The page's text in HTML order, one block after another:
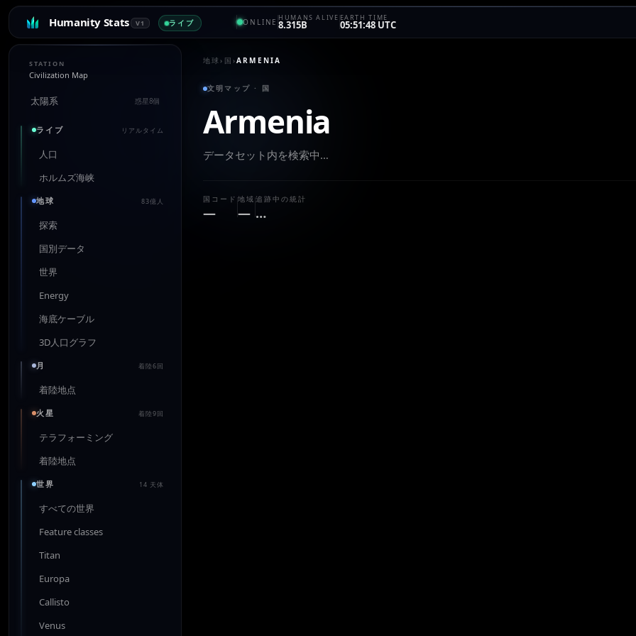
Humanity Stats V1 ライブ ONLINE HUMANS ALIVE
8.315B
EARTH TIME
05:51:48 UTC
STATION
Civilization Map
太陽系 惑星8個
ライブ リアルタイム
人口
ホルムズ海峡
地球 83億人
探索
国別データ
世界
Energy
海底ケーブル
3D人口グラフ
月 着陸6回
着陸地点
火星 着陸9回
テラフォーミング
着陸地点
世界 14 天体
すべての世界
Feature classes
Titan
Europa
Callisto
Venus
地球› 国 ›ARMENIA
文明マップ · 国
Armenia
データセット内を検索中…
国コード
—
地域
—
追跡中の統計
…